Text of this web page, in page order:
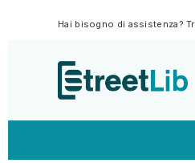
Hai bisogno di assistenza?